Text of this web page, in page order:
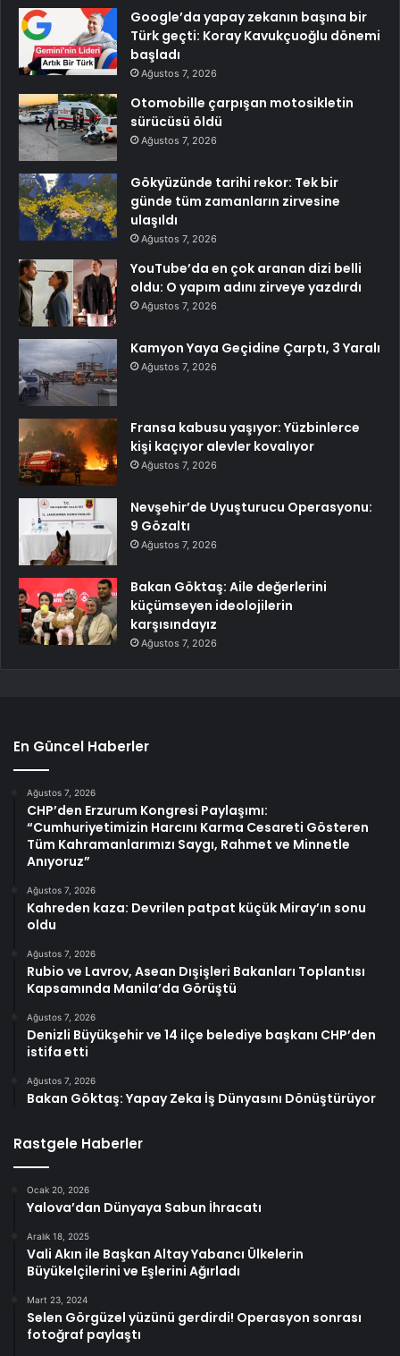
Google’da yapay zekanın başına bir
Türk geçti: Koray Kavukçuoğlu dönemi
başladı
Ağustos 7, 2026
Otomobille çarpışan motosikletin
sürücüsü öldü
Ağustos 7, 2026
Gökyüzünde tarihi rekor: Tek bir
günde tüm zamanların zirvesine
ulaşıldı
Ağustos 7, 2026
YouTube’da en çok aranan dizi belli
oldu: O yapım adını zirveye yazdırdı
Ağustos 7, 2026
Kamyon Yaya Geçidine Çarptı, 3 Yaralı
Ağustos 7, 2026
Fransa kabusu yaşıyor: Yüzbinlerce
kişi kaçıyor alevler kovalıyor
Ağustos 7, 2026
Nevşehir’de Uyuşturucu Operasyonu:
9 Gözaltı
Ağustos 7, 2026
Bakan Göktaş: Aile değerlerini
küçümseyen ideolojilerin
karşısındayız
Ağustos 7, 2026
En Güncel Haberler
Ağustos 7, 2026
CHP’den Erzurum Kongresi Paylaşımı:
“Cumhuriyetimizin Harcını Karma Cesareti Gösteren
Tüm Kahramanlarımızı Saygı, Rahmet ve Minnetle
Anıyoruz”
Ağustos 7, 2026
Kahreden kaza: Devrilen patpat küçük Miray’ın sonu
oldu
Ağustos 7, 2026
Rubio ve Lavrov, Asean Dışişleri Bakanları Toplantısı
Kapsamında Manila’da Görüştü
Ağustos 7, 2026
Denizli Büyükşehir ve 14 ilçe belediye başkanı CHP’den
istifa etti
Ağustos 7, 2026
Bakan Göktaş: Yapay Zeka İş Dünyasını Dönüştürüyor
Rastgele Haberler
Ocak 20, 2026
Yalova’dan Dünyaya Sabun İhracatı
Aralık 18, 2025
Vali Akın ile Başkan Altay Yabancı Ülkelerin
Büyükelçilerini ve Eşlerini Ağırladı
Mart 23, 2024
Selen Görgüzel yüzünü gerdirdi! Operasyon sonrası
fotoğraf paylaştı